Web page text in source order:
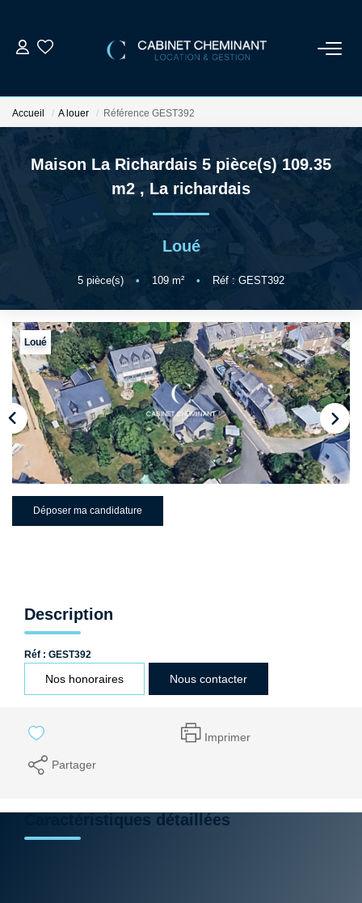
LOUER
VENDRE
GESTION LOCATIVE
NOS AGENCES
Qui Sommes-Nous ?
Nos Biens Loués
Nos Actualités
EXTRANET
CONTACT
Accueil A louer Référence GEST392
Maison La Richardais 5 pièce(s) 109.35
m2 , La richardais
Loué
5 pièce(s) • 109 m² • Réf : GEST392
Loué
Déposer ma candidature
Description
Réf : GEST392
Nos honoraires Nous contacter
Imprimer
Partager
Caractéristiques détaillées